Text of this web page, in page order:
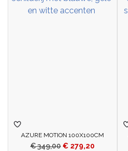
AZURE MOTION 100X100CM
€349,00 € 279,20